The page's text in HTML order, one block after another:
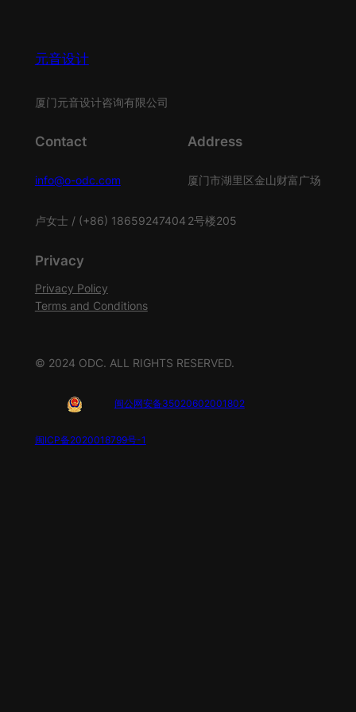
元音设计
厦门元音设计咨询有限公司
Contact
info@o-odc.com
卢女士 / (+86) 18659247404
Address
厦门市湖里区金山财富广场
2号楼205
Privacy
Privacy Policy
Terms and Conditions
© 2024 ODC. ALL RIGHTS RESERVED.
闽公网安备35020602001802
闽ICP备2020018799号-1